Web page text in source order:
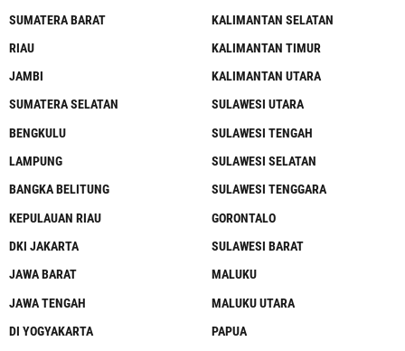
SUMATERA BARAT
RIAU
JAMBI
SUMATERA SELATAN
BENGKULU
LAMPUNG
BANGKA BELITUNG
KEPULAUAN RIAU
DKI JAKARTA
JAWA BARAT
JAWA TENGAH
DI YOGYAKARTA
KALIMANTAN SELATAN
KALIMANTAN TIMUR
KALIMANTAN UTARA
SULAWESI UTARA
SULAWESI TENGAH
SULAWESI SELATAN
SULAWESI TENGGARA
GORONTALO
SULAWESI BARAT
MALUKU
MALUKU UTARA
PAPUA